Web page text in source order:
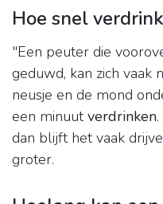
Hoe snel
"Een peuter die
geduwd, kan zich vaak
neusje en de mond
een minuutverdrinken
dan blijft het vaak
groter.